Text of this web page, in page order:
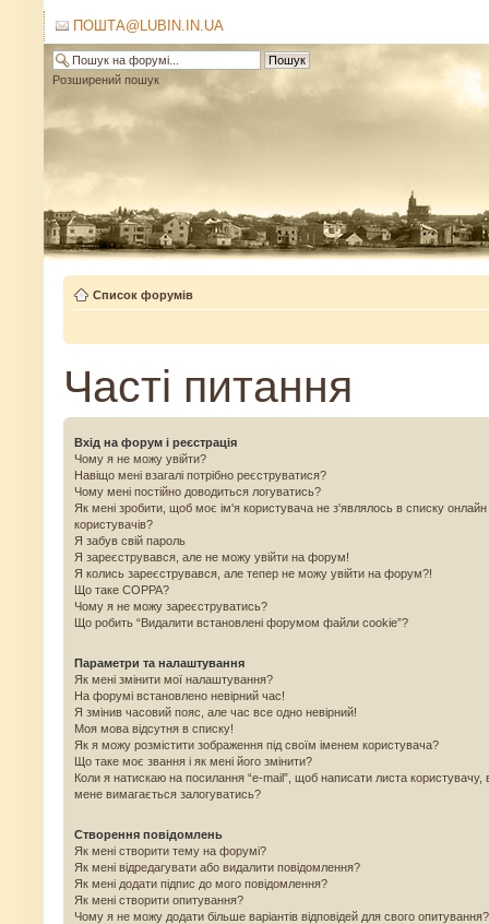
ПОШТА@LUBIN.IN.UA
Розширений пошук
Список форумів
Часті питання
Вхід на форум і реєстрація
Чому я не можу увійти?
Навіщо мені взагалі потрібно реєструватися?
Чому мені постійно доводиться логуватись?
Як мені зробити, щоб моє ім'я користувача не з'являлось в списку онлайн
користувачів?
Я забув свій пароль
Я зареєструвався, але не можу увійти на форум!
Я колись зареєструвався, але тепер не можу увійти на форум?!
Що таке COPPA?
Чому я не можу зареєструватись?
Що робить “Видалити встановлені форумом файли cookie”?
Параметри та налаштування
Як мені змінити мої налаштування?
На форумі встановлено невірний час!
Я змінив часовий пояс, але час все одно невірний!
Моя мова відсутня в списку!
Як я можу розмістити зображення під своїм іменем користувача?
Що таке моє звання і як мені його змінити?
Коли я натискаю на посилання “e-mail”, щоб написати листа користувачу,
мене вимагається залогуватись?
Створення повідомлень
Як мені створити тему на форумі?
Як мені відредагувати або видалити повідомлення?
Як мені додати підпис до мого повідомлення?
Як мені створити опитування?
Чому я не можу додати більше варіантів відповідей для свого опитування?